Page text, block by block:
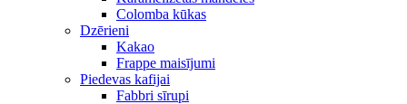
Colomba kūkas
Dzērieni
Kakao
Frappe maisījumi
Piedevas kafijai
Fabbri sīrupi